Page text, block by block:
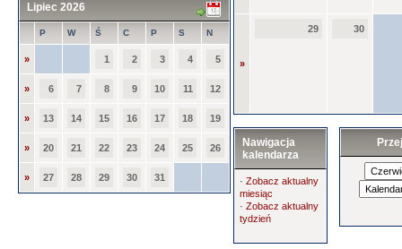
Lipiec 2026
P W Ś C P S N
» 1 2 3 4 5
» 6 7 8 9 10 11 12
» 13 14 15 16 17 18 19
» 20 21 22 23 24 25 26
» 27 28 29 30 31
»
29 30
Nawigacja
kalendarza
· Zobacz aktualny
miesiąc
· Zobacz aktualny
tydzień